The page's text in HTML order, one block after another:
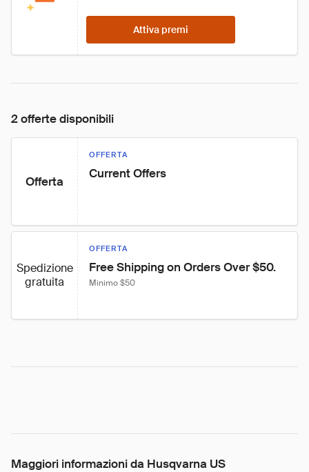
Attiva premi
2 offerte disponibili
Offerta
OFFERTA
Current Offers
Spedizione
gratuita
OFFERTA
Free Shipping on Orders Over $50.
Minimo $50
Maggiori informazioni da Husqvarna US